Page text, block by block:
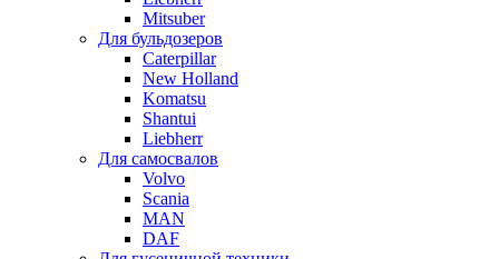
Mitsuber
Для бульдозеров
Caterpillar
New Holland
Komatsu
Shantui
Liebherr
Для самосвалов
Volvo
Scania
MAN
DAF